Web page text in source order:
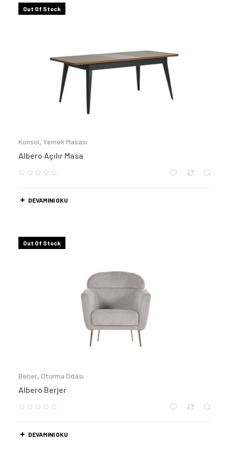
Out Of Stock
Konsol, Yemek Masası
Albero Açılır Masa
DEVAMINI OKU
Out Of Stock
Berjer, Oturma Odası
Albero Berjer
DEVAMINI OKU